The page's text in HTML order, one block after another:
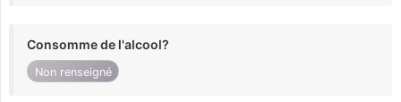
Consomme de l'alcool?
Non renseigné